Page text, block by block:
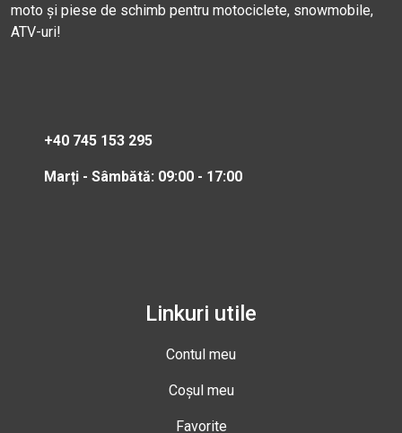
moto și piese de schimb pentru motociclete, snowmobile,
ATV-uri!
+40 745 153 295
Marți - Sâmbătă: 09:00 - 17:00
Linkuri utile
Contul meu
Coșul meu
Favorite